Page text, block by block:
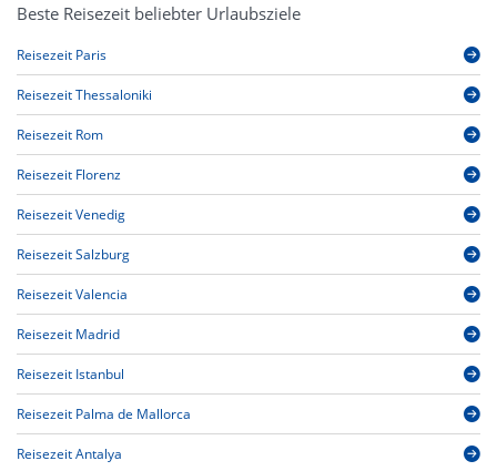
Beste Reisezeit beliebter Urlaubsziele
Reisezeit Paris
Reisezeit Thessaloniki
Reisezeit Rom
Reisezeit Florenz
Reisezeit Venedig
Reisezeit Salzburg
Reisezeit Valencia
Reisezeit Madrid
Reisezeit Istanbul
Reisezeit Palma de Mallorca
Reisezeit Antalya